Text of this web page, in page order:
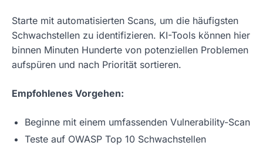
Starte mit automatisierten Scans, um die häufigsten
Schwachstellen zu identifizieren. KI-Tools können hier
binnen Minuten Hunderte von potenziellen Problemen
aufspüren und nach Priorität sortieren.
Empfohlenes Vorgehen:
Beginne mit einem umfassenden Vulnerability-Scan
Teste auf OWASP Top 10 Schwachstellen